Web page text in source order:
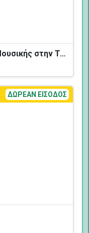
Βραδιά Ζωντανής Ελληνικής Μουσικής στην Ταβέρνα Κελάρι
ΔΩΡΕΑΝ ΕΙΣΟΔΟΣ